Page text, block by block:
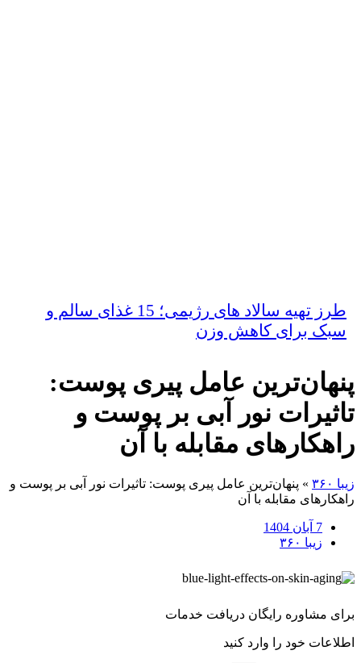
طرز تهیه سالاد های رژیمی؛ 15 غذای سالم و
سبک برای کاهش وزن
پنهان‌ترین عامل پیری پوست:
تاثیرات نور آبی بر پوست و
راهکارهای مقابله با آن
زیبا ۳۶۰ » پنهان‌ترین عامل پیری پوست: تاثیرات نور آبی بر پوست و
راهکارهای مقابله با آن
7 آبان 1404
زیبا ۳۶۰
برای مشاوره رایگان دریافت خدمات
اطلاعات خود را وارد کنید